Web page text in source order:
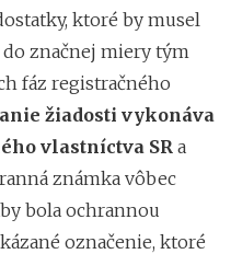
ktoré by musel
značnej miery tým
fáz registračného
žiadosti vykonáva
vlastníctva SR a
známka vôbec
bola ochrannou
označenie, ktoré